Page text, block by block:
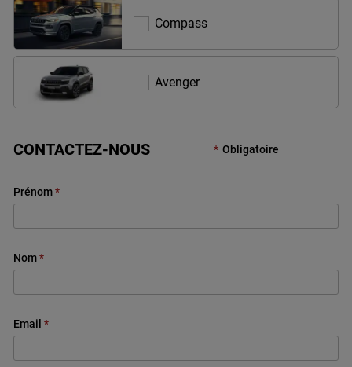
CompassCompass
AvengerAvenger
CONTACTEZ-NOUS Obligatoire
Prénom
Nom
Email